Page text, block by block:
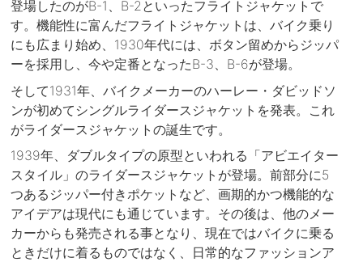
登場したのがB-1、B-2といったフライトジャケットで
す。機能性に富んだフライトジャケットは、バイク乗り
にも広まり始め、1930年代には、ボタン留めからジッパ
ーを採用し、今や定番となったB-3、B-6が登場。
そして1931年、バイクメーカーのハーレー・ダビッドソ
ンが初めてシングルライダースジャケットを発表。これ
がライダースジャケットの誕生です。
1939年、ダブルタイプの原型といわれる「アビエイター
スタイル」のライダースジャケットが登場。前部分に5
つあるジッパー付きポケットなど、画期的かつ機能的な
アイデアは現代にも通じています。その後は、他のメー
カーからも発売される事となり、現在ではバイクに乗る
ときだけに着るものではなく、日常的なファッションア